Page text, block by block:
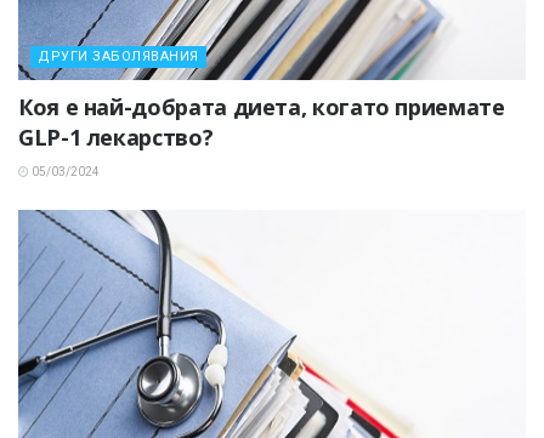
ДРУГИ ЗАБОЛЯВАНИЯ
Коя е най-добрата диета, когато приемате
GLP-1 лекарство?
05/03/2024